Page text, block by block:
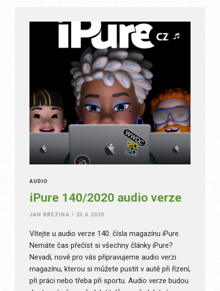
AUDIO
iPure 140/2020 audio verze
JAN BŘEZINA / 25.6.2020
Vítejte u audio verze 140. čísla magazínu iPure.
Nemáte čas přečíst si všechny články iPure?
Nevadí, nově pro vás připravujeme audio verzi
magazínu, kterou si můžete pustit v autě při řízení,
při práci nebo třeba při sportu. Audio verze budou